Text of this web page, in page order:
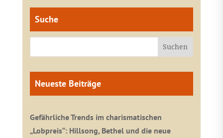
Suche
Neueste Beiträge
Gefährliche Trends im charismatischen
„Lobpreis“: Hillsong, Bethel und die neue